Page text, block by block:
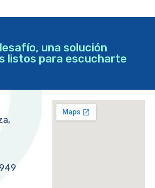
una solución
listos para escucharte